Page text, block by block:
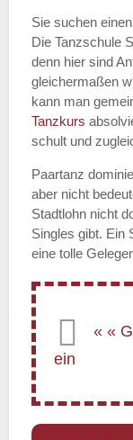
Sie suchen einen
Die Tanzschule
denn hier sind
gleichermaßen
kann man
Tanzkurs
schult und
Paartanz
aber nicht
Stadtlohn nicht
Singles gibt. Ein
eine tolle